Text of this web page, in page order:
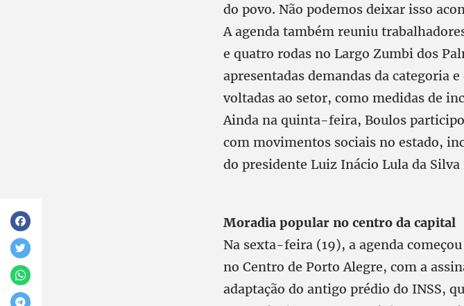
do povo. Não podemos deixar isso
A agenda também reuniu
e quatro rodas no Largo Zumbi dos
apresentadas demandas da categoria
voltadas ao setor, como medidas de
Ainda na quinta-feira, Boulos
com movimentos sociais no estado,
do presidente Luiz Inácio Lula da Silva
Moradia popular no centro da capital
Na sexta-feira (19), a agenda
no Centro de Porto Alegre, com a
adaptação do antigo prédio do INSS,